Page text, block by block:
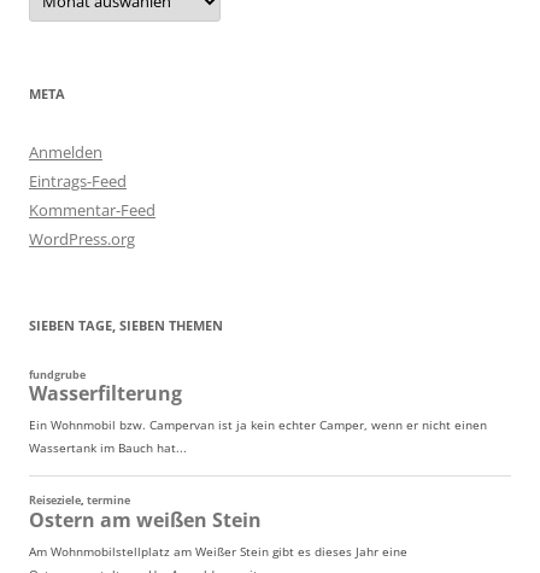
META
Anmelden
Eintrags-Feed
Kommentar-Feed
WordPress.org
SIEBEN TAGE, SIEBEN THEMEN